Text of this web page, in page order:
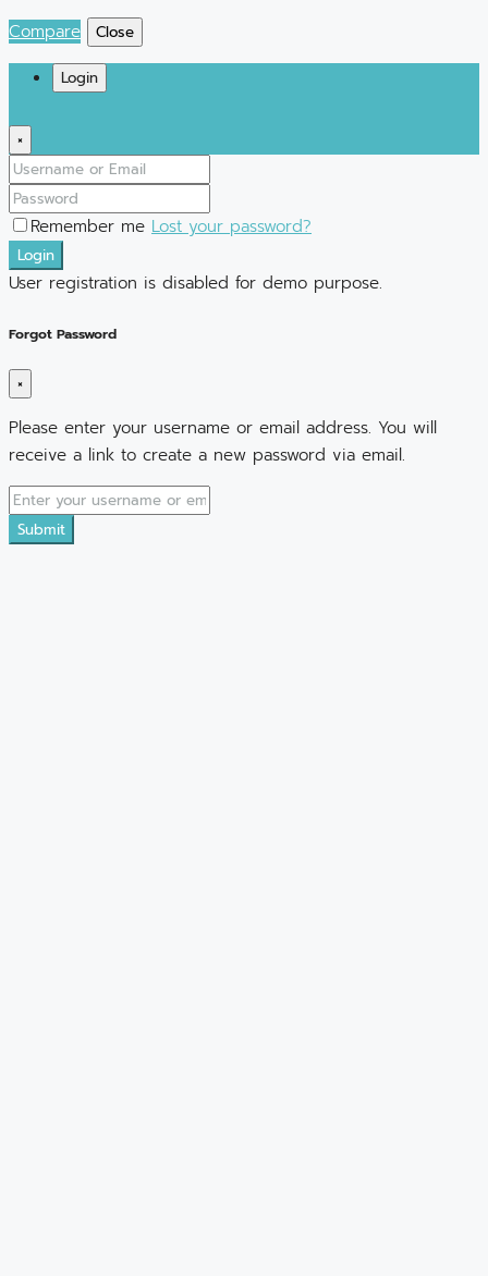
Compare
Close
Login
×
Remember me Lost your password?
Login
User registration is disabled for demo purpose.
Forgot Password
×
Please enter your username or email address. You will
receive a link to create a new password via email.
Submit